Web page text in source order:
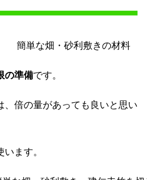
の準備です。
、倍の量があっても良いと思い
ます。